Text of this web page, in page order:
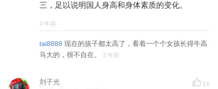
三，足以说明国人身高和身体素质的变化。
3 年前
tai8888 现在的孩子都太高了，看着一个个女孩长得牛高
马大的，很不自在。
3 年前
刘子光 24